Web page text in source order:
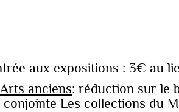
aux expositions : 3€ au
anciens: réduction sur le
Les collections du